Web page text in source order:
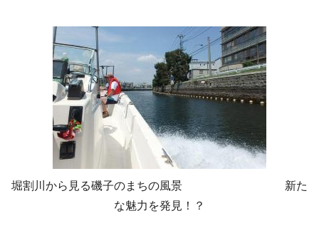
堀割川から見る磯子のまちの風景 新た
な魅力を発見！？